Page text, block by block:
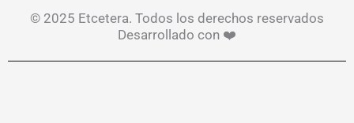
© 2025 Etcetera. Todos los derechos reservados
Desarrollado con ❤️